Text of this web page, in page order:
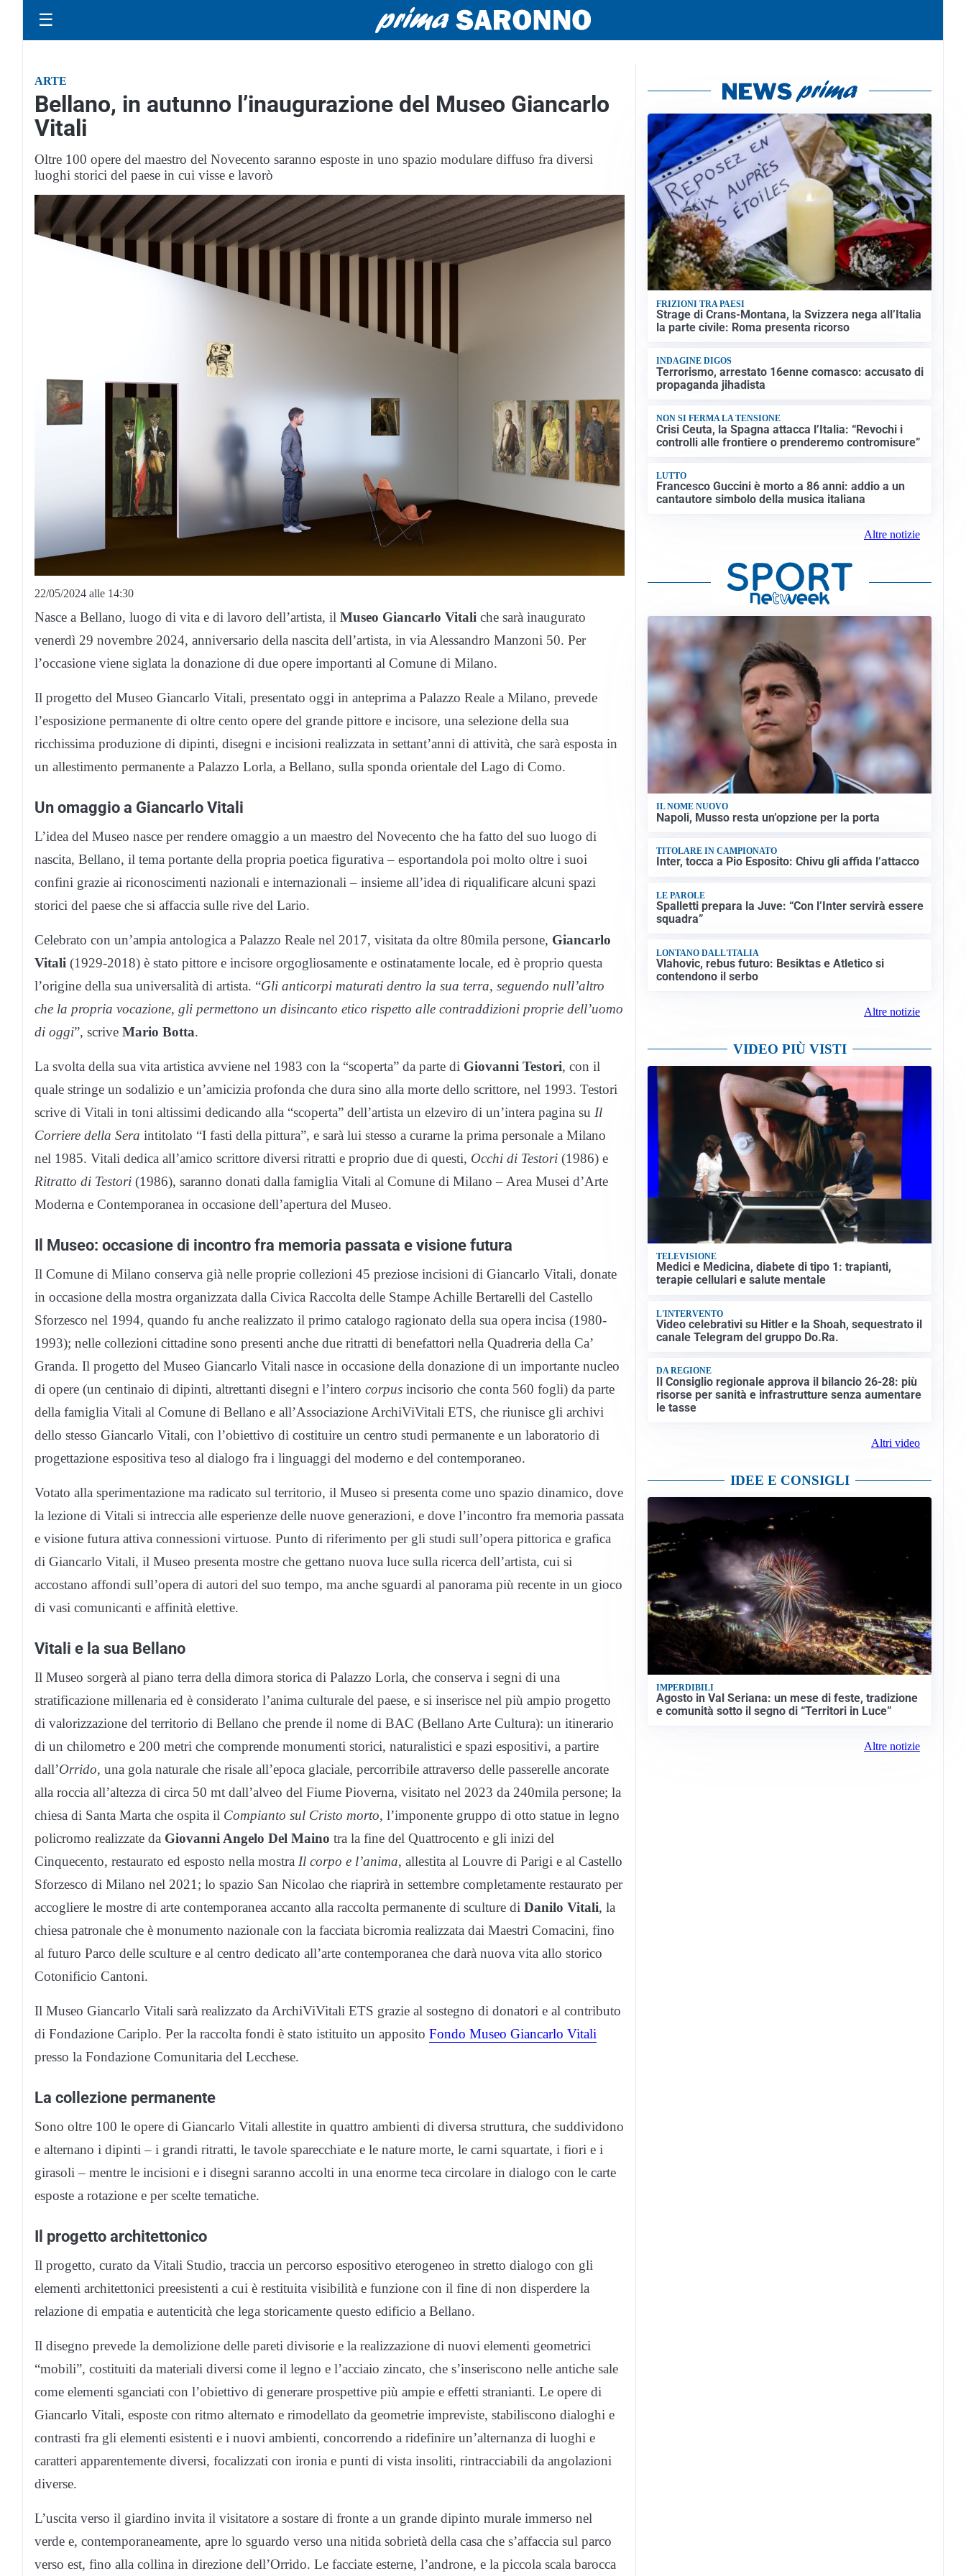
☰
ARTE
Bellano, in autunno l’inaugurazione del Museo Giancarlo
Vitali
Oltre 100 opere del maestro del Novecento saranno esposte in uno spazio modulare diffuso fra diversi
luoghi storici del paese in cui visse e lavorò
22/05/2024 alle 14:30
Nasce a Bellano, luogo di vita e di lavoro dell’artista, il Museo Giancarlo Vitali che sarà inaugurato
venerdì 29 novembre 2024, anniversario della nascita dell’artista, in via Alessandro Manzoni 50. Per
l’occasione viene siglata la donazione di due opere importanti al Comune di Milano.
Il progetto del Museo Giancarlo Vitali, presentato oggi in anteprima a Palazzo Reale a Milano, prevede
l’esposizione permanente di oltre cento opere del grande pittore e incisore, una selezione della sua
ricchissima produzione di dipinti, disegni e incisioni realizzata in settant’anni di attività, che sarà esposta in
un allestimento permanente a Palazzo Lorla, a Bellano, sulla sponda orientale del Lago di Como.
Un omaggio a Giancarlo Vitali
L’idea del Museo nasce per rendere omaggio a un maestro del Novecento che ha fatto del suo luogo di
nascita, Bellano, il tema portante della propria poetica figurativa – esportandola poi molto oltre i suoi
confini grazie ai riconoscimenti nazionali e internazionali – insieme all’idea di riqualificare alcuni spazi
storici del paese che si affaccia sulle rive del Lario.
Celebrato con un’ampia antologica a Palazzo Reale nel 2017, visitata da oltre 80mila persone, Giancarlo
Vitali (1929-2018) è stato pittore e incisore orgogliosamente e ostinatamente locale, ed è proprio questa
l’origine della sua universalità di artista. “Gli anticorpi maturati dentro la sua terra, seguendo null’altro
che la propria vocazione, gli permettono un disincanto etico rispetto alle contraddizioni proprie dell’uomo
di oggi”, scrive Mario Botta.
La svolta della sua vita artistica avviene nel 1983 con la “scoperta” da parte di Giovanni Testori, con il
quale stringe un sodalizio e un’amicizia profonda che dura sino alla morte dello scrittore, nel 1993. Testori
scrive di Vitali in toni altissimi dedicando alla “scoperta” dell’artista un elzeviro di un’intera pagina su Il
Corriere della Sera intitolato “I fasti della pittura”, e sarà lui stesso a curarne la prima personale a Milano
nel 1985. Vitali dedica all’amico scrittore diversi ritratti e proprio due di questi, Occhi di Testori (1986) e
Ritratto di Testori (1986), saranno donati dalla famiglia Vitali al Comune di Milano – Area Musei d’Arte
Moderna e Contemporanea in occasione dell’apertura del Museo.
Il Museo: occasione di incontro fra memoria passata e visione futura
Il Comune di Milano conserva già nelle proprie collezioni 45 preziose incisioni di Giancarlo Vitali, donate
in occasione della mostra organizzata dalla Civica Raccolta delle Stampe Achille Bertarelli del Castello
Sforzesco nel 1994, quando fu anche realizzato il primo catalogo ragionato della sua opera incisa (1980-
1993); nelle collezioni cittadine sono presenti anche due ritratti di benefattori nella Quadreria della Ca’
Granda. Il progetto del Museo Giancarlo Vitali nasce in occasione della donazione di un importante nucleo
di opere (un centinaio di dipinti, altrettanti disegni e l’intero corpus incisorio che conta 560 fogli) da parte
della famiglia Vitali al Comune di Bellano e all’Associazione ArchiViVitali ETS, che riunisce gli archivi
dello stesso Giancarlo Vitali, con l’obiettivo di costituire un centro studi permanente e un laboratorio di
progettazione espositiva teso al dialogo fra i linguaggi del moderno e del contemporaneo.
Votato alla sperimentazione ma radicato sul territorio, il Museo si presenta come uno spazio dinamico, dove
la lezione di Vitali si intreccia alle esperienze delle nuove generazioni, e dove l’incontro fra memoria passata
e visione futura attiva connessioni virtuose. Punto di riferimento per gli studi sull’opera pittorica e grafica
di Giancarlo Vitali, il Museo presenta mostre che gettano nuova luce sulla ricerca dell’artista, cui si
accostano affondi sull’opera di autori del suo tempo, ma anche sguardi al panorama più recente in un gioco
di vasi comunicanti e affinità elettive.
Vitali e la sua Bellano
Il Museo sorgerà al piano terra della dimora storica di Palazzo Lorla, che conserva i segni di una
stratificazione millenaria ed è considerato l’anima culturale del paese, e si inserisce nel più ampio progetto
di valorizzazione del territorio di Bellano che prende il nome di BAC (Bellano Arte Cultura): un itinerario
di un chilometro e 200 metri che comprende monumenti storici, naturalistici e spazi espositivi, a partire
dall’Orrido, una gola naturale che risale all’epoca glaciale, percorribile attraverso delle passerelle ancorate
alla roccia all’altezza di circa 50 mt dall’alveo del Fiume Pioverna, visitato nel 2023 da 240mila persone; la
chiesa di Santa Marta che ospita il Compianto sul Cristo morto, l’imponente gruppo di otto statue in legno
policromo realizzate da Giovanni Angelo Del Maino tra la fine del Quattrocento e gli inizi del
Cinquecento, restaurato ed esposto nella mostra Il corpo e l’anima, allestita al Louvre di Parigi e al Castello
Sforzesco di Milano nel 2021; lo spazio San Nicolao che riaprirà in settembre completamente restaurato per
accogliere le mostre di arte contemporanea accanto alla raccolta permanente di sculture di Danilo Vitali, la
chiesa patronale che è monumento nazionale con la facciata bicromia realizzata dai Maestri Comacini, fino
al futuro Parco delle sculture e al centro dedicato all’arte contemporanea che darà nuova vita allo storico
Cotonificio Cantoni.
Il Museo Giancarlo Vitali sarà realizzato da ArchiViVitali ETS grazie al sostegno di donatori e al contributo
di Fondazione Cariplo. Per la raccolta fondi è stato istituito un apposito Fondo Museo Giancarlo Vitali
presso la Fondazione Comunitaria del Lecchese.
La collezione permanente
Sono oltre 100 le opere di Giancarlo Vitali allestite in quattro ambienti di diversa struttura, che suddividono
e alternano i dipinti – i grandi ritratti, le tavole sparecchiate e le nature morte, le carni squartate, i fiori e i
girasoli – mentre le incisioni e i disegni saranno accolti in una enorme teca circolare in dialogo con le carte
esposte a rotazione e per scelte tematiche.
Il progetto architettonico
Il progetto, curato da Vitali Studio, traccia un percorso espositivo eterogeneo in stretto dialogo con gli
elementi architettonici preesistenti a cui è restituita visibilità e funzione con il fine di non disperdere la
relazione di empatia e autenticità che lega storicamente questo edificio a Bellano.
Il disegno prevede la demolizione delle pareti divisorie e la realizzazione di nuovi elementi geometrici
“mobili”, costituiti da materiali diversi come il legno e l’acciaio zincato, che s’inseriscono nelle antiche sale
come elementi sganciati con l’obiettivo di generare prospettive più ampie e effetti stranianti. Le opere di
Giancarlo Vitali, esposte con ritmo alternato e rimodellato da geometrie impreviste, stabiliscono dialoghi e
contrasti fra gli elementi esistenti e i nuovi ambienti, concorrendo a ridefinire un’alternanza di luoghi e
caratteri apparentemente diversi, focalizzati con ironia e punti di vista insoliti, rintracciabili da angolazioni
diverse.
L’uscita verso il giardino invita il visitatore a sostare di fronte a un grande dipinto murale immerso nel
verde e, contemporaneamente, apre lo sguardo verso una nitida sobrietà della casa che s’affaccia sul parco
verso est, fino alla collina in direzione dell’Orrido. Le facciate esterne, l’androne, e la piccola scala barocca
FRIZIONI TRA PAESI
Strage di Crans-Montana, la Svizzera nega all’Italia
la parte civile: Roma presenta ricorso
INDAGINE DIGOS
Terrorismo, arrestato 16enne comasco: accusato di
propaganda jihadista
NON SI FERMA LA TENSIONE
Crisi Ceuta, la Spagna attacca l’Italia: “Revochi i
controlli alle frontiere o prenderemo contromisure”
LUTTO
Francesco Guccini è morto a 86 anni: addio a un
cantautore simbolo della musica italiana
Altre notizie
IL NOME NUOVO
Napoli, Musso resta un’opzione per la porta
TITOLARE IN CAMPIONATO
Inter, tocca a Pio Esposito: Chivu gli affida l’attacco
LE PAROLE
Spalletti prepara la Juve: “Con l’Inter servirà essere
squadra”
LONTANO DALL'ITALIA
Vlahovic, rebus futuro: Besiktas e Atletico si
contendono il serbo
Altre notizie
VIDEO PIÙ VISTI
TELEVISIONE
Medici e Medicina, diabete di tipo 1: trapianti,
terapie cellulari e salute mentale
L'INTERVENTO
Video celebrativi su Hitler e la Shoah, sequestrato il
canale Telegram del gruppo Do.Ra.
DA REGIONE
Il Consiglio regionale approva il bilancio 26-28: più
risorse per sanità e infrastrutture senza aumentare
le tasse
Altri video
IDEE E CONSIGLI
IMPERDIBILI
Agosto in Val Seriana: un mese di feste, tradizione
e comunità sotto il segno di “Territori in Luce”
Altre notizie